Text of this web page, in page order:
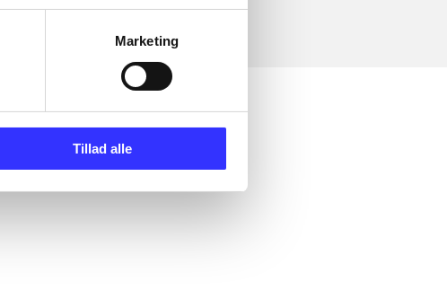
Marketing
Tillad alle